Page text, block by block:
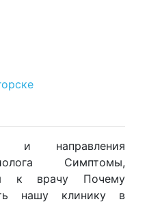
и направления
Симптомы,
к врачу Почему
нашу клинику в